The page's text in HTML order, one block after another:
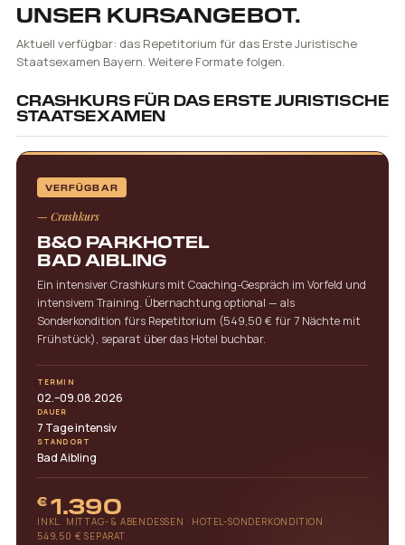
UNSER KURSANGEBOT.
Aktuell verfügbar: das Repetitorium für das Erste Juristische
Staatsexamen Bayern. Weitere Formate folgen.
CRASHKURS FÜR DAS ERSTE JURISTISCHE
STAATSEXAMEN
VERFÜGBAR
— Crashkurs
B&O PARKHOTEL
BAD AIBLING
Ein intensiver Crashkurs mit Coaching-Gespräch im Vorfeld und
intensivem Training. Übernachtung optional — als
Sonderkondition fürs Repetitorium (549,50 € für 7 Nächte mit
Frühstück), separat über das Hotel buchbar.
TERMIN
02.–09.08.2026
DAUER
7 Tage intensiv
STANDORT
Bad Aibling
€ 1.390
INKL. MITTAG- & ABENDESSEN · HOTEL-SONDERKONDITION
549,50 € SEPARAT